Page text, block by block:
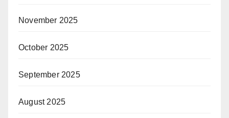
November 2025
October 2025
September 2025
August 2025